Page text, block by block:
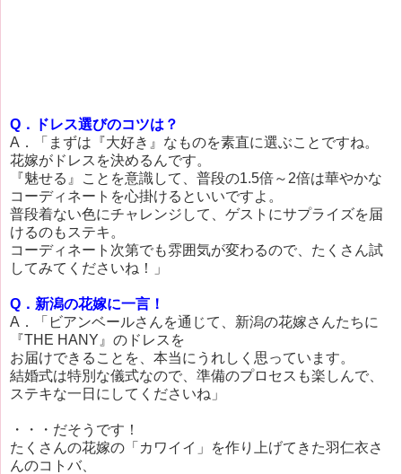
Q．ドレス選びのコツは？
A．「まずは『大好き』なものを素直に選ぶことですね。
花嫁がドレスを決めるんです。
『魅せる』ことを意識して、普段の1.5倍～2倍は華やかな
コーディネートを心掛けるといいですよ。
普段着ない色にチャレンジして、ゲストにサプライズを届
けるのもステキ。
コーディネート次第でも雰囲気が変わるので、たくさん試
してみてくださいね！」
Q．新潟の花嫁に一言！
A．「ビアンベールさんを通じて、新潟の花嫁さんたちに
『THE HANY』のドレスを
お届けできることを、本当にうれしく思っています。
結婚式は特別な儀式なので、準備のプロセスも楽しんで、
ステキな一日にしてくださいね」
・・・だそうです！
たくさんの花嫁の「カワイイ」を作り上げてきた羽仁衣さ
んのコトバ、